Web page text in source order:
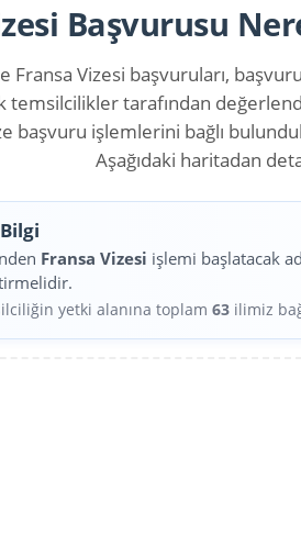
Başvurusu
Fransa Vizesi başvuruları,
temsilcilikler tarafından
başvuru işlemlerini bağlı
Aşağıdaki haritadan
Fransa Vizesi işlemi başlatacak
yetki alanına toplam63 ilimiz